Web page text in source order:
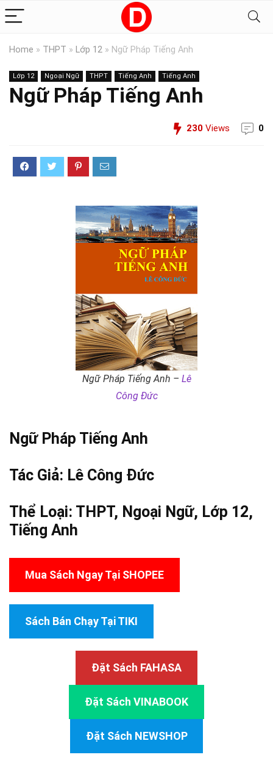
Home » THPT » Lớp 12 » Ngữ Pháp Tiếng Anh
Lớp 12 Ngoại Ngữ THPT Tiếng Anh Tiếng Anh
Ngữ Pháp Tiếng Anh
230 Views 0
Ngữ Pháp Tiếng Anh – Lê
Công Đức
Ngữ Pháp Tiếng Anh
Tác Giả: Lê Công Đức
Thể Loại: THPT, Ngoại Ngữ, Lớp 12,
Tiếng Anh
Mua Sách Ngay Tại SHOPEE
Sách Bán Chạy Tại TIKI
Đặt Sách FAHASA
Đặt Sách VINABOOK
Đặt Sách NEWSHOP